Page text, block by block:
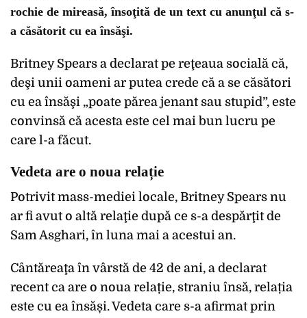
rochie de mireasă, însoţită de un text cu anunţul că s-
a căsătorit cu ea însăşi.
Britney Spears a declarat pe reţeaua socială că,
deşi unii oameni ar putea crede că a se căsători
cu ea însăşi „poate părea jenant sau stupid”, este
convinsă că acesta este cel mai bun lucru pe
care l-a făcut.
Vedeta are o noua relație
Potrivit mass-mediei locale, Britney Spears nu
ar fi avut o altă relaţie după ce s-a despărţit de
Sam Asghari, în luna mai a acestui an.
Cântăreaţa în vârstă de 42 de ani, a declarat
recent ca are o noua relație, straniu însă, relația
este cu ea însăși. Vedeta care s-a afirmat prin